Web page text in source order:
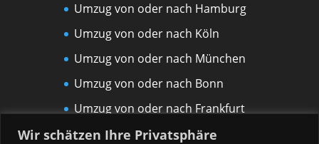
Wir schätzen Ihre Privatsphäre
Umzug von oder nach Hamburg
Umzug von oder nach Köln
Umzug von oder nach München
Umzug von oder nach Bonn
Umzug von oder nach Frankfurt
am Main